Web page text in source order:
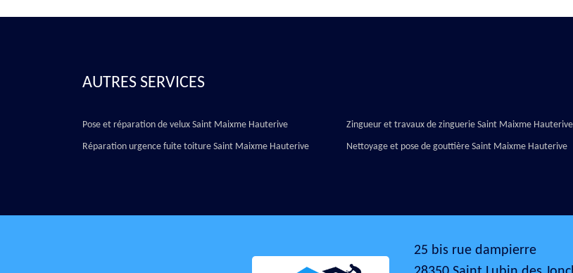
AUTRES SERVICES
Pose et réparation de velux Saint Maixme Hauterive
Réparation urgence fuite toiture Saint Maixme Hauterive
Zingueur et travaux de zinguerie Saint Maixme Hauterive
Nettoyage et pose de gouttière Saint Maixme Hauterive
25 bis rue dampierre